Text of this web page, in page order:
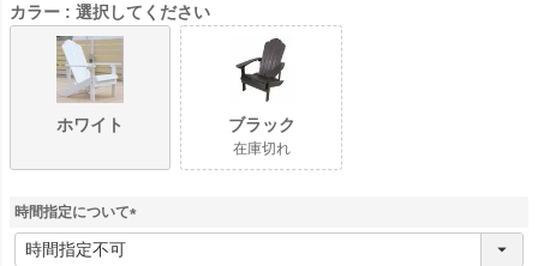
カラー
選択してください
ホワイト ブラック
在庫切れ
時間指定について
(